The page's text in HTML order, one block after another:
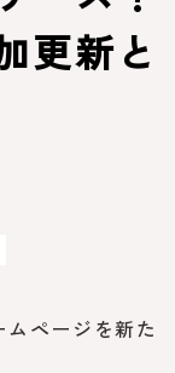
更新と
ページを新た